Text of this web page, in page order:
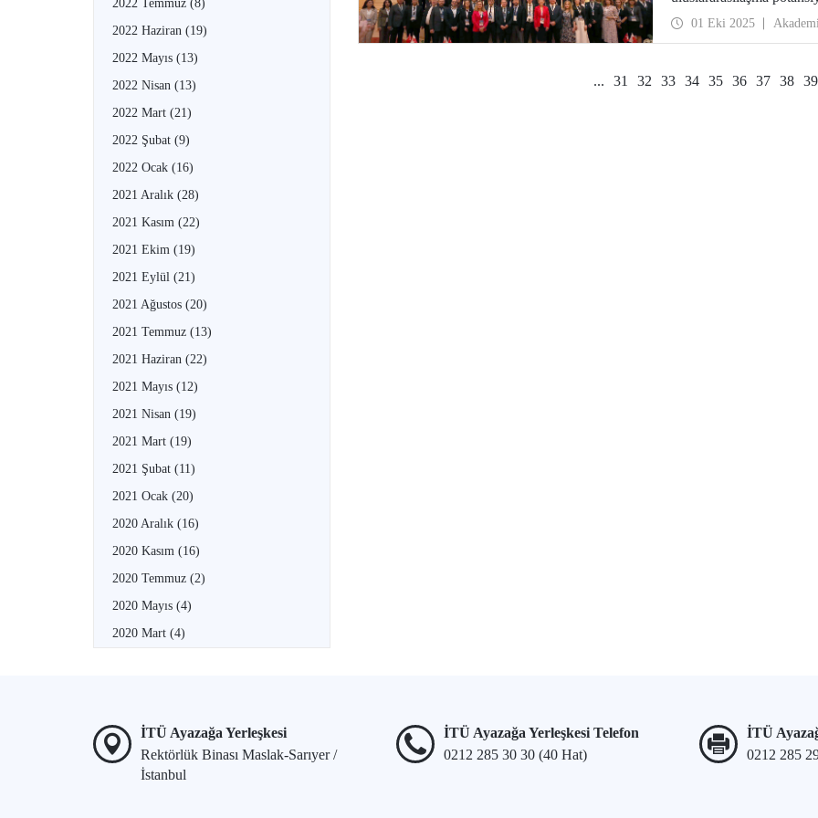
2022 Temmuz (8)
2022 Haziran (19)
2022 Mayıs (13)
2022 Nisan (13)
2022 Mart (21)
2022 Şubat (9)
2022 Ocak (16)
2021 Aralık (28)
2021 Kasım (22)
2021 Ekim (19)
2021 Eylül (21)
2021 Ağustos (20)
2021 Temmuz (13)
2021 Haziran (22)
2021 Mayıs (12)
2021 Nisan (19)
2021 Mart (19)
2021 Şubat (11)
2021 Ocak (20)
2020 Aralık (16)
2020 Kasım (16)
2020 Temmuz (2)
2020 Mayıs (4)
2020 Mart (4)
güçlendirebileceklerini
ayrıca İTÜ ile iki
01 Eki 2025
... 31 32 33 34 35 36 37 38 39
İTÜ Ayazağa Yerleşkesi
Rektörlük Binası Maslak-Sarıyer /
İstanbul
İTÜ Ayazağa Yerleşkesi Telefon
0212 285 30 30 (40 Hat)
İTÜ
0212 285